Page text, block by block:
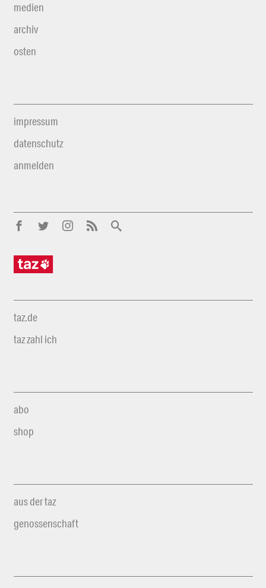
medien
archiv
osten
impressum
datenschutz
anmelden
taz.de
taz zahl ich
abo
shop
aus der taz
genossenschaft